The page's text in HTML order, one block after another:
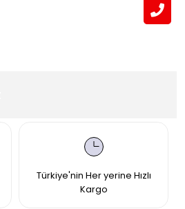
Türkiye'nin Her yerine Hızlı
Kargo